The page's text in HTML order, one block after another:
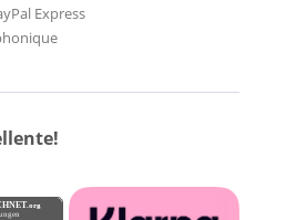
Express
.org